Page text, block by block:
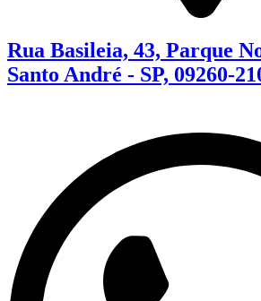
Rua Basileia, 43, Parque
Santo André - SP, 09260-